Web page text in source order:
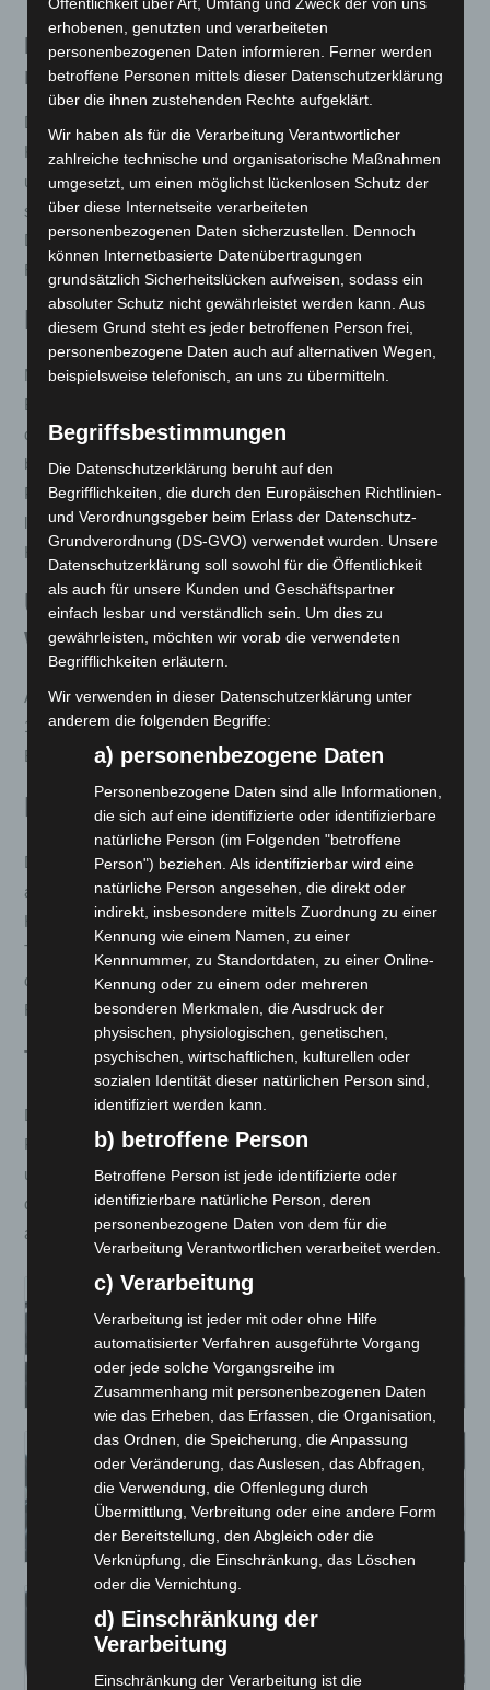
LUQI EV300 4-Rad Kabinenroller – Ihr
moderner Wegbegleiter für die Stadt
Der LUQI EV300 4-Rad Kabinenroller ist die perfekte
Kombination aus moderner Technologie, Komfort und
umweltfreundlicher Mobilität. Dieses Elektrofahrzeug ist
speziell für den städtischen Raum und kurze bis mittlere
Distanzen konzipiert und bietet eine beeindruckende
Reichweite von bis zu 150 km pro Ladung.
Kompakt und Leistungsstark
Mit seinen kompakten Abmessungen (230 cm Länge, 142 cm
Breite, 165 cm Höhe) und einem Gewicht von nur 450 kg ist
der EV300 ideal für den Stadtverkehr. Trotz seiner Größe
bietet er eine maximale Zuladung von 223 kg und ist für zwei
Personen zugelassen. Der bürstenlose 10.000 Watt Motor
liefert eine konstante Leistung von 3.000 Watt, was eine
Höchstgeschwindigkeit von 45 km/h ermöglicht.
Umweltfreundlich und
Wirtschaftlich
Angetrieben von einem Lithium-Eisen-Phosphat-Akku (72V
116Ah), zeichnet sich der EV300 durch niedrige
Betriebskosten und minimale Umweltbelastung aus.
Komfort und Sicherheit
Der EV300 ist mit einer Vielzahl von Annehmlichkeiten
ausgestattet, darunter eine Alarmanlage, elektrische
Handbremse, USB-Anschluss, Luxussitz, LED-Beleuchtung,
Tempomat und vieles mehr. Für zusätzliche Sicherheit sorgen
das CBS-Bremssystem und die elektronische
Feststellbremse.
Technische Highlights
Das Fahrzeug verfügt über ein hochauflösendes 10,25-Zoll-
Flüssigkristall-Display, das alle wichtigen Informationen klar
und deutlich anzeigt. Die MacPherson-Vorderaufhängung und
die Längslenkeraufhängung hinten gewährleisten ein
angenehmes Fahrerlebnis.
erhobenen, genutzten und verarbeiteten
personenbezogenen Daten informieren. Ferner werden
betroffene Personen mittels dieser Datenschutzerklärung
über die ihnen zustehenden Rechte aufgeklärt.
Wir haben als für die Verarbeitung Verantwortlicher
zahlreiche technische und organisatorische Maßnahmen
umgesetzt, um einen möglichst lückenlosen Schutz der
über diese Internetseite verarbeiteten
personenbezogenen Daten sicherzustellen. Dennoch
können Internetbasierte Datenübertragungen
grundsätzlich Sicherheitslücken aufweisen, sodass ein
absoluter Schutz nicht gewährleistet werden kann. Aus
diesem Grund steht es jeder betroffenen Person frei,
personenbezogene Daten auch auf alternativen Wegen,
beispielsweise telefonisch, an uns zu übermitteln.
Begriffsbestimmungen
Die Datenschutzerklärung beruht auf den
Begrifflichkeiten, die durch den Europäischen Richtlinien-
und Verordnungsgeber beim Erlass der Datenschutz-
Grundverordnung (DS-GVO) verwendet wurden. Unsere
Datenschutzerklärung soll sowohl für die Öffentlichkeit
als auch für unsere Kunden und Geschäftspartner
einfach lesbar und verständlich sein. Um dies zu
gewährleisten, möchten wir vorab die verwendeten
Begrifflichkeiten erläutern.
Wir verwenden in dieser Datenschutzerklärung unter
anderem die folgenden Begriffe:
a) personenbezogene Daten
Personenbezogene Daten sind alle Informationen,
die sich auf eine identifizierte oder identifizierbare
natürliche Person (im Folgenden "betroffene
Person") beziehen. Als identifizierbar wird eine
natürliche Person angesehen, die direkt oder
indirekt, insbesondere mittels Zuordnung zu einer
Kennung wie einem Namen, zu einer
Kennnummer, zu Standortdaten, zu einer Online-
Kennung oder zu einem oder mehreren
besonderen Merkmalen, die Ausdruck der
physischen, physiologischen, genetischen,
psychischen, wirtschaftlichen, kulturellen oder
sozialen Identität dieser natürlichen Person sind,
identifiziert werden kann.
b) betroffene Person
Betroffene Person ist jede identifizierte oder
identifizierbare natürliche Person, deren
personenbezogene Daten von dem für die
Verarbeitung Verantwortlichen verarbeitet werden.
c) Verarbeitung
Verarbeitung ist jeder mit oder ohne Hilfe
automatisierter Verfahren ausgeführte Vorgang
oder jede solche Vorgangsreihe im
Zusammenhang mit personenbezogenen Daten
wie das Erheben, das Erfassen, die Organisation,
das Ordnen, die Speicherung, die Anpassung
oder Veränderung, das Auslesen, das Abfragen,
die Verwendung, die Offenlegung durch
Übermittlung, Verbreitung oder eine andere Form
der Bereitstellung, den Abgleich oder die
Verknüpfung, die Einschränkung, das Löschen
oder die Vernichtung.
d) Einschränkung der
Verarbeitung
Einschränkung der Verarbeitung ist die